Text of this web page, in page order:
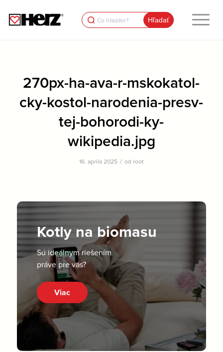
Search
for:
270px-ha-ava-r-mskokatol-
cky-kostol-narodenia-presv-
tej-bohorodi-ky-
wikipedia.jpg
16. apríla 2025 / od root
Kotly na biomasu
Sú ideálnym riešením
práve pre vás?
Viac